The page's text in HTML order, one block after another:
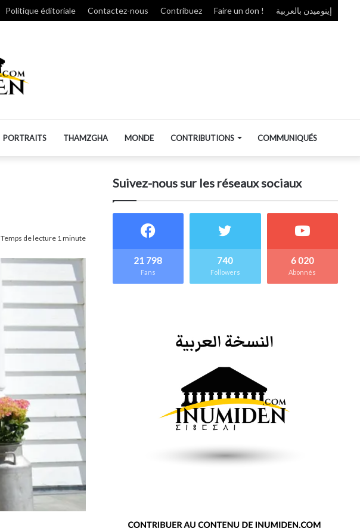
Politique éditoriale Contactez-nous Contribuez Faire un don ! إينوميدن بالعربية
PORTRAITS THAMZGHA MONDE CONTRIBUTIONS COMMUNIQUÉS
Temps de lecture 1 minute
Suivez-nous sur les réseaux sociaux
21 798
Fans
740
Followers
6 020
Abonnés